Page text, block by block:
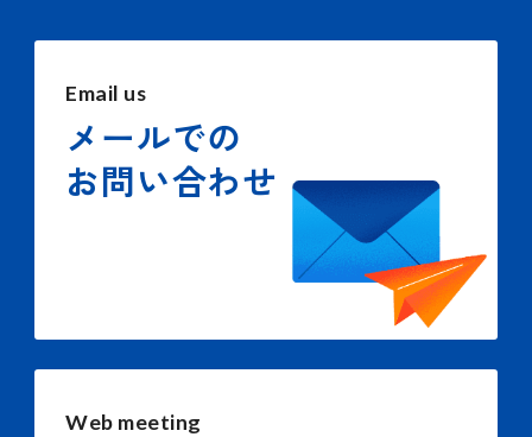
Email us
メールでの
お問い合わせ
Web meeting